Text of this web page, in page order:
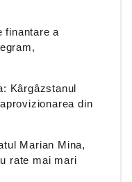
finantare a
Kârgâzstanul
din
Marian Mina,
rate mai mari